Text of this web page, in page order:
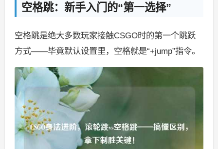
空格跳：新手入门的“第一选择”
空格跳是绝大多数玩家接触CSGO时的第一个跳跃
方式——毕竟默认设置里，空格就是“+jump”指令。